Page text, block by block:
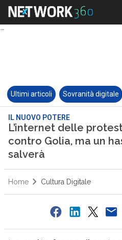
Ultimi articoli Sovranità digitale
IL NUOVO POTERE
L’internet delle
contro Golia, ma un
salverà
Home Cultura Digitale